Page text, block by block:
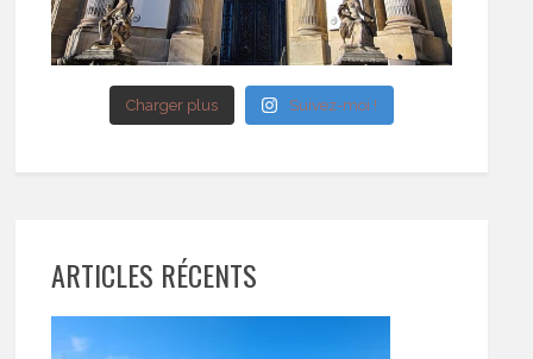
Charger plus Suivez-moi !
ARTICLES RÉCENTS